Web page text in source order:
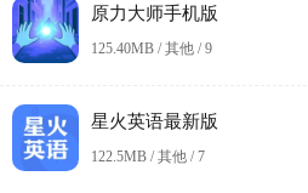
原力大师手机版
125.40MB / 其他 /9
星火英语最新版
122.5MB / 其他 /7